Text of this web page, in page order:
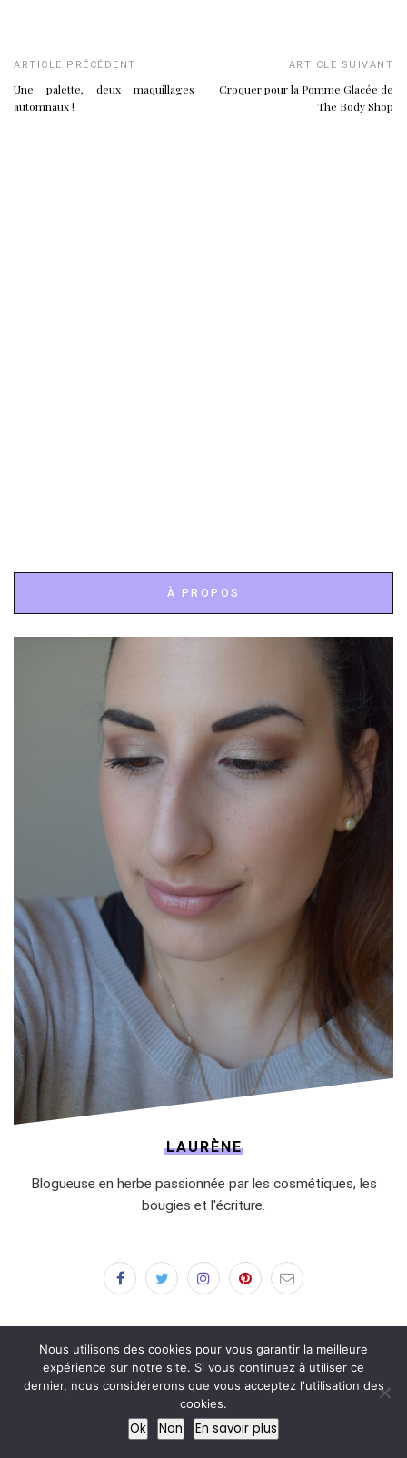
ARTICLE PRÉCÉDENT
Une palette, deux maquillages
automnaux !
ARTICLE SUIVANT
Croquer pour la Pomme Glacée de
The Body Shop
À PROPOS
LAURÈNE
Blogueuse en herbe passionnée par les cosmétiques, les
bougies et l'écriture.
Pour ne manquer aucune publication !
Nous utilisons des cookies pour vous garantir la meilleure
expérience sur notre site. Si vous continuez à utiliser ce
dernier, nous considérerons que vous acceptez l'utilisation des
cookies.
Ok Non En savoir plus